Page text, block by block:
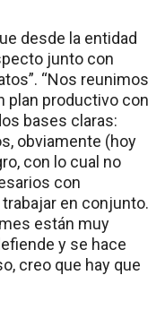
desde la entidad
junto con
“Nos reunimos
plan productivo con
bases claras:
obviamente (hoy
con lo cual no
con
en conjunto.
están muy
y se hace
creo que hay que